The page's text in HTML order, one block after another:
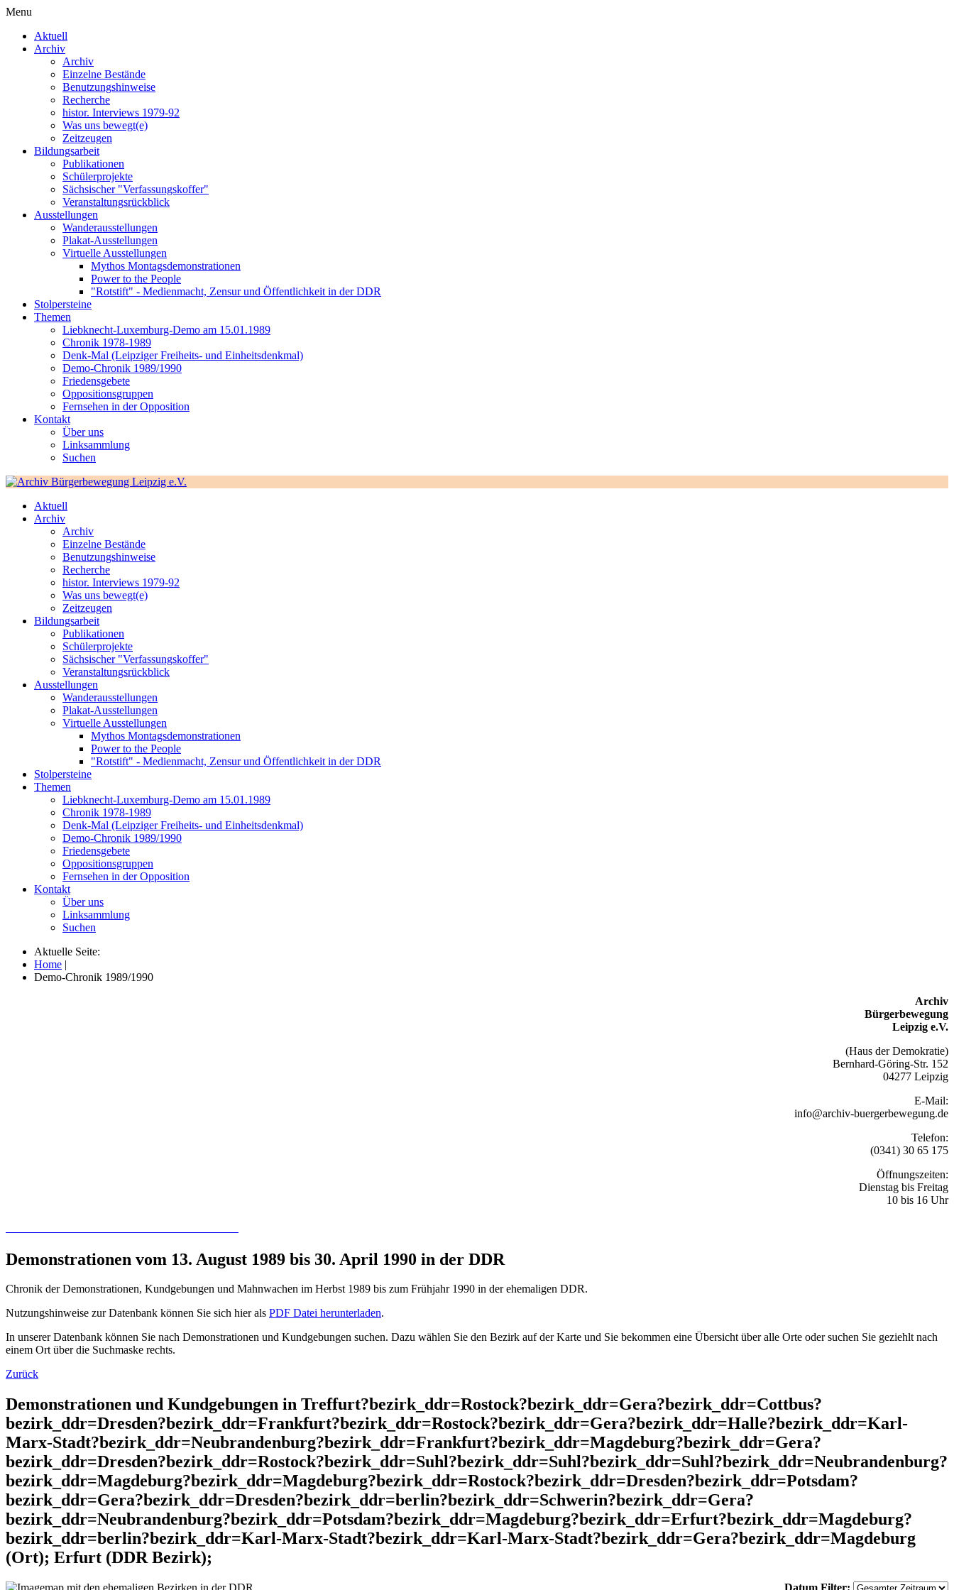
Menu
Aktuell
Archiv
Archiv
Einzelne Bestände
Benutzungshinweise
Recherche
histor. Interviews 1979-92
Was uns bewegt(e)
Zeitzeugen
Bildungsarbeit
Publikationen
Schülerprojekte
Sächsischer "Verfassungskoffer"
Veranstaltungsrückblick
Ausstellungen
Wanderausstellungen
Plakat-Ausstellungen
Virtuelle Ausstellungen
Mythos Montagsdemonstrationen
Power to the People
"Rotstift" - Medienmacht, Zensur und Öffentlichkeit in der DDR
Stolpersteine
Themen
Liebknecht-Luxemburg-Demo am 15.01.1989
Chronik 1978-1989
Denk-Mal (Leipziger Freiheits- und Einheitsdenkmal)
Demo-Chronik 1989/1990
Friedensgebete
Oppositionsgruppen
Fernsehen in der Opposition
Kontakt
Über uns
Linksammlung
Suchen
Aktuell
Archiv
Archiv
Einzelne Bestände
Benutzungshinweise
Recherche
histor. Interviews 1979-92
Was uns bewegt(e)
Zeitzeugen
Bildungsarbeit
Publikationen
Schülerprojekte
Sächsischer "Verfassungskoffer"
Veranstaltungsrückblick
Ausstellungen
Wanderausstellungen
Plakat-Ausstellungen
Virtuelle Ausstellungen
Mythos Montagsdemonstrationen
Power to the People
"Rotstift" - Medienmacht, Zensur und Öffentlichkeit in der DDR
Stolpersteine
Themen
Liebknecht-Luxemburg-Demo am 15.01.1989
Chronik 1978-1989
Denk-Mal (Leipziger Freiheits- und Einheitsdenkmal)
Demo-Chronik 1989/1990
Friedensgebete
Oppositionsgruppen
Fernsehen in der Opposition
Kontakt
Über uns
Linksammlung
Suchen
Aktuelle Seite:
Home |
Demo-Chronik 1989/1990
Archiv
Bürgerbewegung
Leipzig e.V.
(Haus der Demokratie)
Bernhard-Göring-Str. 152
04277 Leipzig
E-Mail:
info@archiv-buergerbewegung.de
Telefon:
(0341) 30 65 175
Öffnungszeiten:
Dienstag bis Freitag
10 bis 16 Uhr
Demonstrationen vom 13. August 1989 bis 30. April 1990 in der DDR
Chronik der Demonstrationen, Kundgebungen und Mahnwachen im Herbst 1989 bis zum Frühjahr 1990 in der ehemaligen DDR.
Nutzungshinweise zur Datenbank können Sie sich hier als PDF Datei herunterladen.
In unserer Datenbank können Sie nach Demonstrationen und Kundgebungen suchen. Dazu wählen Sie den Bezirk auf der Karte und Sie bekommen eine Übersicht über alle Orte oder suchen Sie geziehlt nach
einem Ort über die Suchmaske rechts.
Zurück
Demonstrationen und Kundgebungen in Treffurt?bezirk_ddr=Rostock?bezirk_ddr=Gera?bezirk_ddr=Cottbus?
bezirk_ddr=Dresden?bezirk_ddr=Frankfurt?bezirk_ddr=Rostock?bezirk_ddr=Gera?bezirk_ddr=Halle?bezirk_ddr=Karl-
Marx-Stadt?bezirk_ddr=Neubrandenburg?bezirk_ddr=Frankfurt?bezirk_ddr=Magdeburg?bezirk_ddr=Gera?
bezirk_ddr=Dresden?bezirk_ddr=Rostock?bezirk_ddr=Suhl?bezirk_ddr=Suhl?bezirk_ddr=Suhl?bezirk_ddr=Neubrandenburg?
bezirk_ddr=Magdeburg?bezirk_ddr=Magdeburg?bezirk_ddr=Rostock?bezirk_ddr=Dresden?bezirk_ddr=Potsdam?
bezirk_ddr=Gera?bezirk_ddr=Dresden?bezirk_ddr=berlin?bezirk_ddr=Schwerin?bezirk_ddr=Gera?
bezirk_ddr=Neubrandenburg?bezirk_ddr=Potsdam?bezirk_ddr=Magdeburg?bezirk_ddr=Erfurt?bezirk_ddr=Magdeburg?
bezirk_ddr=berlin?bezirk_ddr=Karl-Marx-Stadt?bezirk_ddr=Karl-Marx-Stadt?bezirk_ddr=Gera?bezirk_ddr=Magdeburg
(Ort); Erfurt (DDR Bezirk);